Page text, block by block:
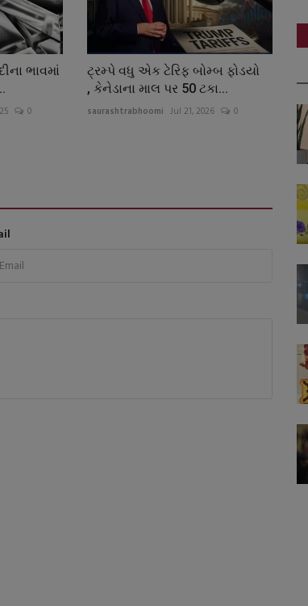
ભાવમાં
0
ટ્રમ્પે વધુ એક ટેરિફ બોમ્બ ફોડયો
, કેનેડાના માલ પર 50 ટકા...
saurashtrabhoomi Jul 21, 2026 0